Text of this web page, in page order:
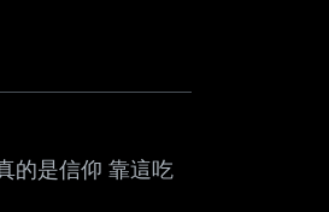
的是信仰 靠這吃